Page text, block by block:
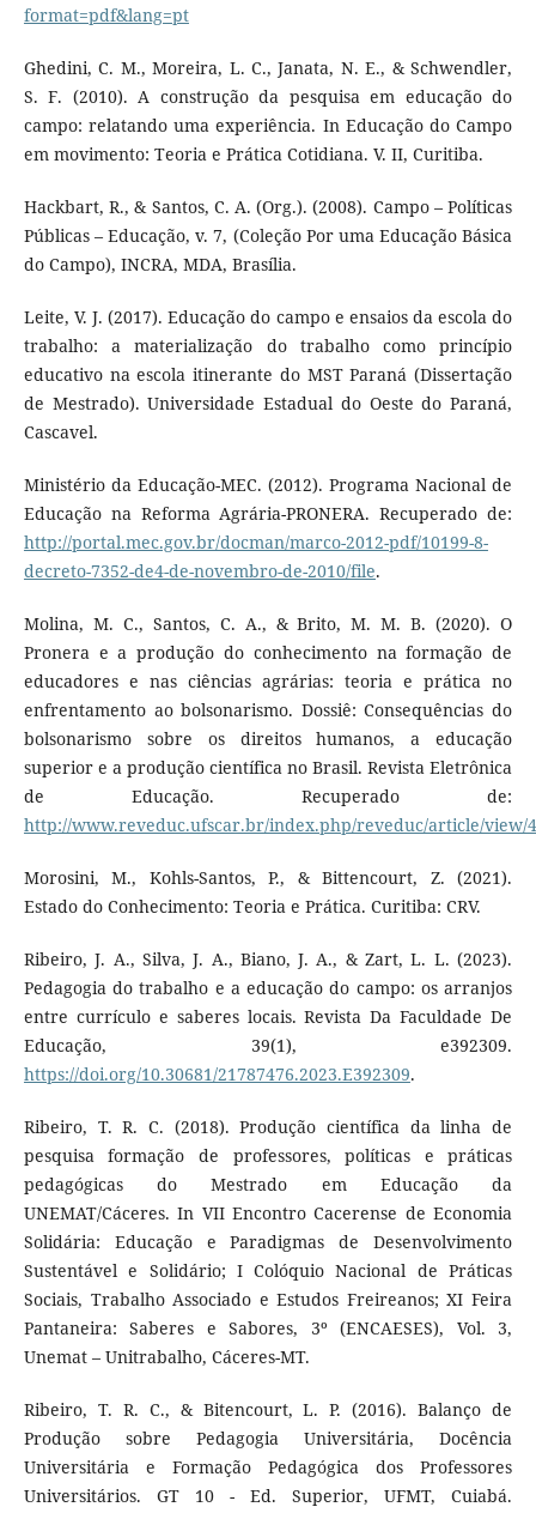
format=pdf&lang=pt
Ghedini, C. M., Moreira, L. C., Janata, N. E., & Schwendler,
S. F. (2010). A construção da pesquisa em educação do
campo: relatando uma experiência. In Educação do Campo
em movimento: Teoria e Prática Cotidiana. V. II, Curitiba.
Hackbart, R., & Santos, C. A. (Org.). (2008). Campo – Políticas
Públicas – Educação, v. 7, (Coleção Por uma Educação Básica
do Campo), INCRA, MDA, Brasília.
Leite, V. J. (2017). Educação do campo e ensaios da escola do
trabalho: a materialização do trabalho como princípio
educativo na escola itinerante do MST Paraná (Dissertação
de Mestrado). Universidade Estadual do Oeste do Paraná,
Cascavel.
Ministério da Educação-MEC. (2012). Programa Nacional de
Educação na Reforma Agrária-PRONERA. Recuperado de:
http://portal.mec.gov.br/docman/marco-2012-pdf/10199-8-
decreto-7352-de4-de-novembro-de-2010/file.
Molina, M. C., Santos, C. A., & Brito, M. M. B. (2020). O
Pronera e a produção do conhecimento na formação de
educadores e nas ciências agrárias: teoria e prática no
enfrentamento ao bolsonarismo. Dossiê: Consequências do
bolsonarismo sobre os direitos humanos, a educação
superior e a produção científica no Brasil. Revista Eletrônica
de Educação. Recuperado de:
http://www.reveduc.ufscar.br/index.php/reveduc/article/view/
Morosini, M., Kohls-Santos, P., & Bittencourt, Z. (2021).
Estado do Conhecimento: Teoria e Prática. Curitiba: CRV.
Ribeiro, J. A., Silva, J. A., Biano, J. A., & Zart, L. L. (2023).
Pedagogia do trabalho e a educação do campo: os arranjos
entre currículo e saberes locais. Revista Da Faculdade De
Educação, 39(1), e392309.
https://doi.org/10.30681/21787476.2023.E392309.
Ribeiro, T. R. C. (2018). Produção científica da linha de
pesquisa formação de professores, políticas e práticas
pedagógicas do Mestrado em Educação da
UNEMAT/Cáceres. In VII Encontro Cacerense de Economia
Solidária: Educação e Paradigmas de Desenvolvimento
Sustentável e Solidário; I Colóquio Nacional de Práticas
Sociais, Trabalho Associado e Estudos Freireanos; XI Feira
Pantaneira: Saberes e Sabores, 3º (ENCAESES), Vol. 3,
Unemat – Unitrabalho, Cáceres-MT.
Ribeiro, T. R. C., & Bitencourt, L. P. (2016). Balanço de
Produção sobre Pedagogia Universitária, Docência
Universitária e Formação Pedagógica dos Professores
Universitários. GT 10 - Ed. Superior, UFMT, Cuiabá.